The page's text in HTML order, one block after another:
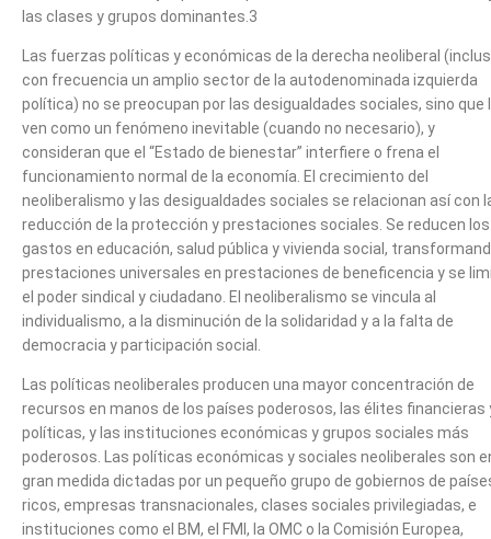
las clases y grupos dominantes.3
Las fuerzas políticas y económicas de la derecha neoliberal
con frecuencia un amplio sector de la autodenominada izquierda
política) no se preocupan por las desigualdades sociales, sino que
ven como un fenómeno inevitable (cuando no necesario), y
consideran que el “Estado de bienestar” interfiere o frena el
funcionamiento normal de la economía. El crecimiento del
neoliberalismo y las desigualdades sociales se relacionan así con
reducción de la protección y prestaciones sociales. Se reducen los
gastos en educación, salud pública y vivienda social,
prestaciones universales en prestaciones de beneficencia y se
el poder sindical y ciudadano. El neoliberalismo se vincula al
individualismo, a la disminución de la solidaridad y a la falta de
democracia y participación social.
Las políticas neoliberales producen una mayor concentración de
recursos en manos de los países poderosos, las élites financieras
políticas, y las instituciones económicas y grupos sociales más
poderosos. Las políticas económicas y sociales neoliberales son
gran medida dictadas por un pequeño grupo de gobiernos de
ricos, empresas transnacionales, clases sociales privilegiadas, e
instituciones como el BM, el FMI, la OMC o la Comisión Europea,